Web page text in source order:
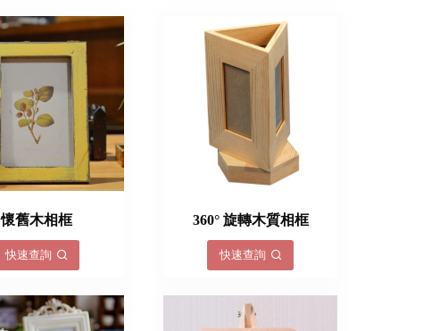
懷舊木相框
快速查詢
360° 旋轉木質相框
快速查詢